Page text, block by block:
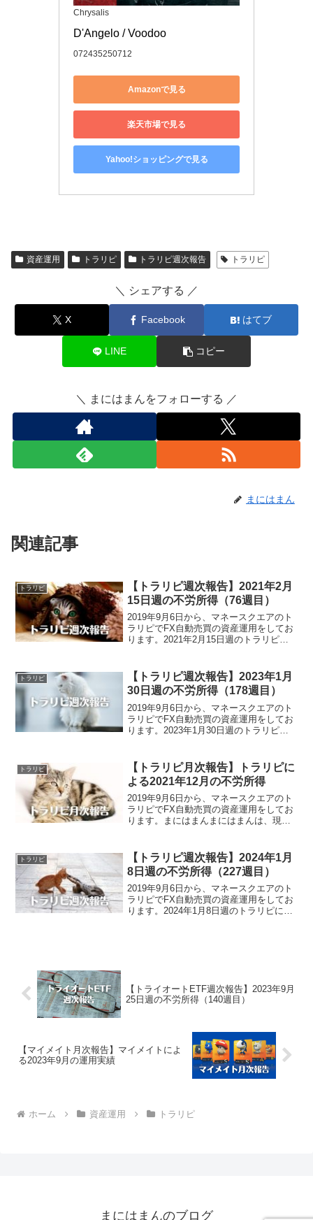
Chrysalis
D'Angelo / Voodoo
072435250712
Amazonで見る
楽天市場で見る
Yahoo!ショッピングで見る
資産運用 トラリピ トラリピ週次報告 トラリピ
＼ シェアする ／
X Facebook はてブ
LINE コピー
＼ まにはまんをフォローする ／
まにはまん
関連記事
トラリピ
【トラリピ週次報告】2021年2月
15日週の不労所得（76週目）
2019年9月6日から、マネースクエアのト
ラリピでFX自動売買の資産運用をしてお
ります。2021年2月15日週のトラリピに
損益：1,905,478円・評価損益：...
トラリピ
【トラリピ週次報告】2023年1月
30日週の不労所得（178週目）
2019年9月6日から、マネースクエアのト
ラリピでFX自動売買の資産運用をしてお
ります。2023年1月30日週のトラリピに
（178週目）・預託証拠金16,957,...
トラリピ
【トラリピ月次報告】トラリピに
よる2021年12月の不労所得
2019年9月6日から、マネースクエアのト
ラリピでFX自動売買の資産運用をしてお
ります。まにはまんまにはまんは、現
得ております！さて、トラリピによる2...
トラリピ
【トラリピ週次報告】2024年1月
8日週の不労所得（227週目）
2019年9月6日から、マネースクエアのト
ラリピでFX自動売買の資産運用をしてお
ります。2024年1月8日週のトラリピによ
【トライオートETF週次報告】2023年9月
25日週の不労所得（140週目）
【マイメイト月次報告】マイメイトによ
る2023年9月の運用実績
ホーム 資産運用 トラリピ
まにはまんのブログ